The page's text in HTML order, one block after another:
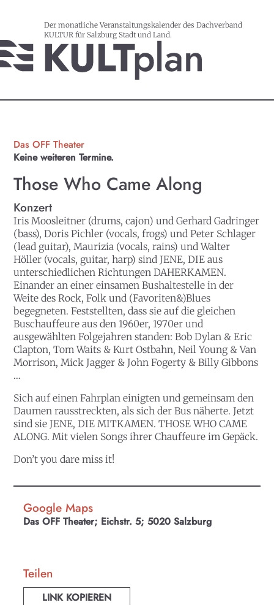
Der monatliche Veranstaltungskalender des Dachverband
KULTUR für Salzburg Stadt und Land.
Das OFF Theater
Keine weiteren Termine.
Those Who Came Along
Konzert
Iris Moosleitner (drums, cajon) und Gerhard Gadringer
(bass), Doris Pichler (vocals, frogs) und Peter Schlager
(lead guitar), Maurizia (vocals, rains) und Walter
Höller (vocals, guitar, harp) sind JENE, DIE aus
unterschiedlichen Richtungen DAHERKAMEN.
Einander an einer einsamen Bushaltestelle in der
Weite des Rock, Folk und (Favoriten&)Blues
begegneten. Feststellten, dass sie auf die gleichen
Buschauffeure aus den 1960er, 1970er und
ausgewählten Folgejahren standen: Bob Dylan & Eric
Clapton, Tom Waits & Kurt Ostbahn, Neil Young & Van
Morrison, Mick Jagger & John Fogerty & Billy Gibbons
…
Sich auf einen Fahrplan einigten und gemeinsam den
Daumen rausstreckten, als sich der Bus näherte. Jetzt
sind sie JENE, DIE MITKAMEN. THOSE WHO CAME
ALONG. Mit vielen Songs ihrer Chauffeure im Gepäck.
Don’t you dare miss it!
Google Maps
Das OFF Theater; Eichstr. 5; 5020 Salzburg
Teilen
LINK KOPIEREN